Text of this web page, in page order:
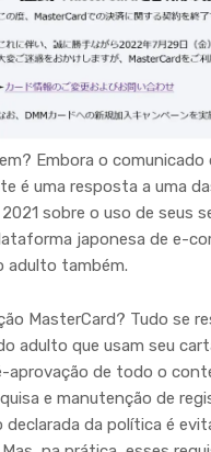
Embora o
é uma resposta a uma
sobre o uso de seus
japonesa de e-
adulto também.
MasterCard? Tudo se
adulto que usam seu
aprovação de todo o
e manutenção de
da política é